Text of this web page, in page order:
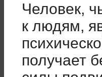
Человек,
к людям,
получает